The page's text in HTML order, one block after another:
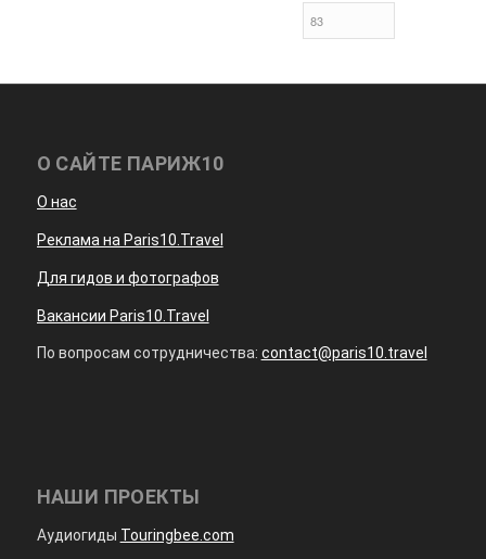
О САЙТЕ ПАРИЖ10
О нас
Реклама на Paris10.Travel
Для гидов и фотографов
Вакансии Paris10.Travel
По вопросам сотрудничества: contact@paris10.travel
НАШИ ПРОЕКТЫ
Аудиогиды Touringbee.com